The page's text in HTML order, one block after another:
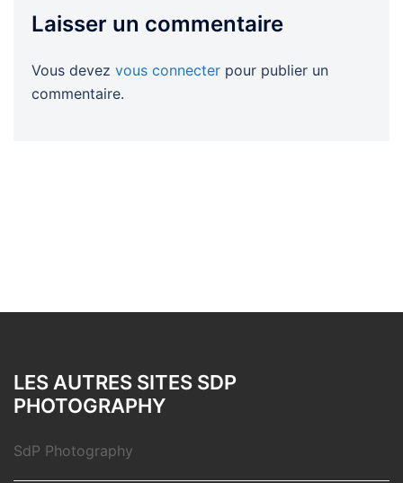
Laisser un commentaire
Vous devez vous connecter pour publier un
commentaire.
LES AUTRES SITES SDP
PHOTOGRAPHY
SdP Photography